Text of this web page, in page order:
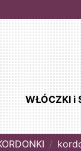
WŁÓCZKI i